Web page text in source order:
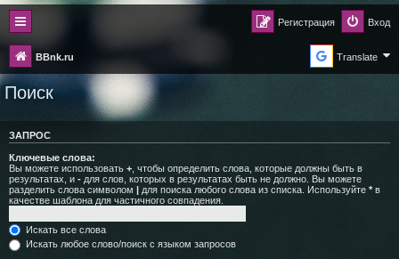
Вход
Регистрация
BBnk.ru Translate
Поиск
ЗАПРОС
Ключевые слова:
Вы можете использовать + , чтобы определить слова, которые должны быть в
результатах, и - для слов, которых в результатах быть не должно. Вы можете
разделить слова символом | для поиска любого слова из списка. Используйте *в
качестве шаблона для частичного совпадения.
Искать все слова
Искать любое слово/поиск с языком запросов